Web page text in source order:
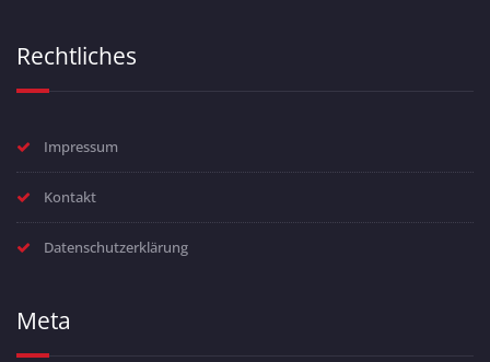
Rechtliches
Impressum
Kontakt
Datenschutzerklärung
Meta